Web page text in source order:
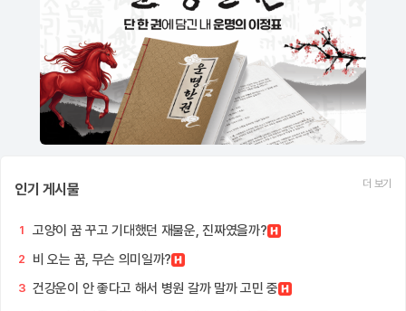
인기 게시물 더 보기
1 고양이 꿈 꾸고 기대했던 재물운, 진짜였을까?
2 비 오는 꿈, 무슨 의미일까?
3 건강운이 안 좋다고 해서 병원 갈까 말까 고민 중